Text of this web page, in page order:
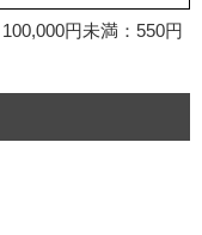
100,000円未満：550円